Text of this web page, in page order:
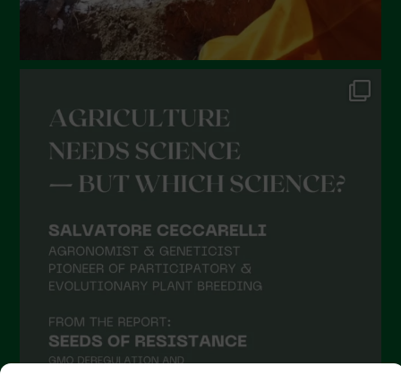
Dicembre 2021
Novembre 2021
Settembre 2021
Agosto 2021
Luglio 2021
Aprile 2021
Febbraio 2021
Gennaio 2021